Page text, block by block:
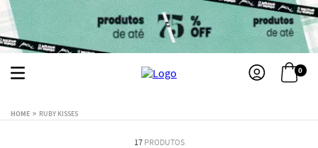
0
RUBY KISSES
17 PRODUTOS